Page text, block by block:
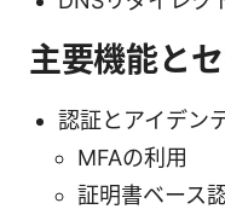
主要機能と
認証とアイデン
MFAの利用
証明書ベース